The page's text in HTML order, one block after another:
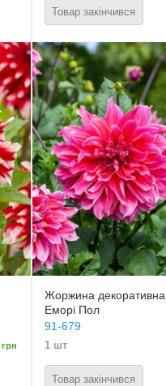
Товар закінчився
грн
Жоржина декоративна
Еморі Пол
91-679
1 шт
Товар закінчився